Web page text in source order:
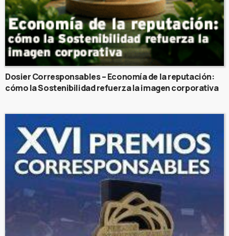
Dosier Corresponsables – Economía de la reputación:
cómo la Sostenibilidad refuerza la imagen corporativa